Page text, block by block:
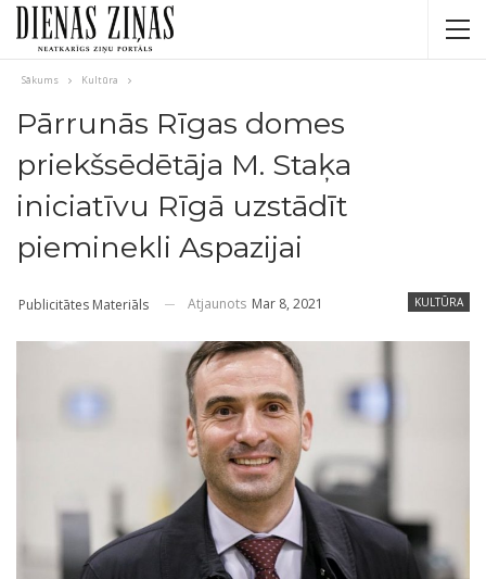
Sākums Kultūra
Pārrunās Rīgas domes
priekšsēdētāja M. Staķa
iniciatīvu Rīgā uzstādīt
pieminekli Aspazijai
KULTŪRA
Publicitātes Materiāls Atjaunots Mar 8, 2021